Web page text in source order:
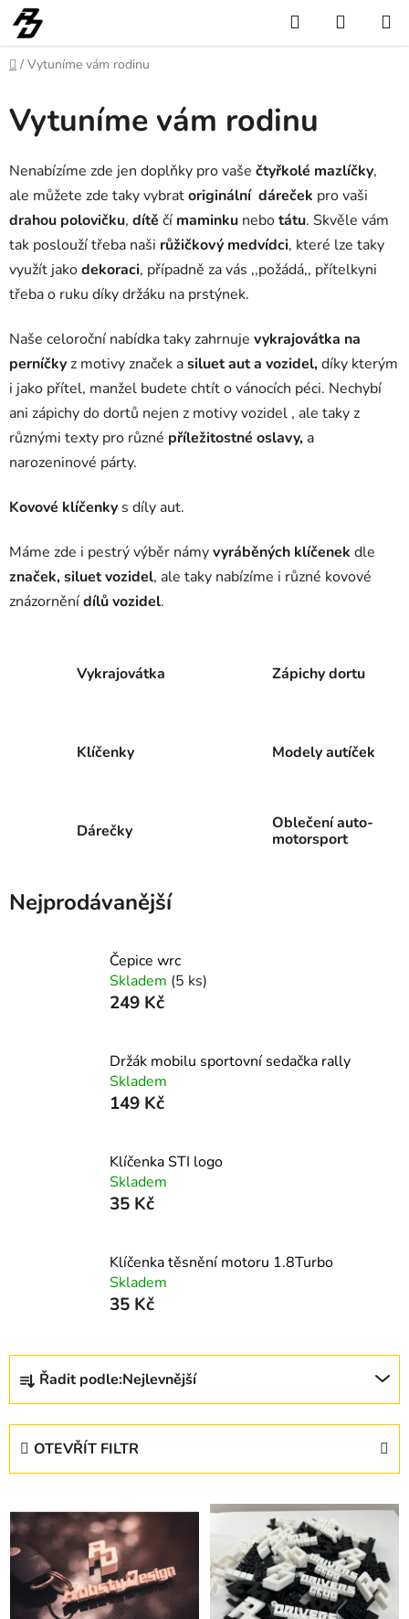
Přejít
na
obsah
Hledat
KOŠÍK
Domů
/ Vytuníme vám rodinu
Vytuníme vám rodinu
Nenabízíme zde jen doplňky pro vaše čtyřkolé mazlíčky,
ale můžete zde taky vybratoriginální dáreček pro vaši
drahou polovičku, dítě čí maminku nebotátu. Skvěle vám
tak poslouží třeba naši růžičkový medvídci, které lze taky
využít jakodekoraci, případně za vás ,,požádá,, přítelkyni
třeba o ruku díky držáku na prstýnek.
Naše celoroční nabídka taky zahrnuje vykrajovátka na
perníčkyz motivy značek asiluet aut a vozidel,díky kterým
i jako přítel, manžel budete chtít o vánocích péci. Nechybí
ani zápichy do dortů nejen z motivy vozidel , ale taky z
různými texty pro různé příležitostné oslavy, a
narozeninové párty.
Kovové klíčenky s díly aut.
Máme zde i pestrý výběr námyvyráběných klíčenek dle
značek, siluet vozidel, ale taky nabízíme i různé kovové
znázorněnídílů vozidel.
Vykrajovátka Zápichy dortu
Klíčenky Modely autíček
Dárečky
Oblečení auto-
motorsport
Nejprodávanější
Čepice wrc
Skladem (5 ks)
249 Kč
Držák mobilu sportovní sedačka rally
Skladem
149 Kč
Klíčenka STI logo
Skladem
35 Kč
Klíčenka těsnění motoru 1.8Turbo
Skladem
35 Kč
Ř
z
p
r
o
d
u
Řadit podle:Nejlevnější
OTEVŘÍT FILTR
V
ý
p
i